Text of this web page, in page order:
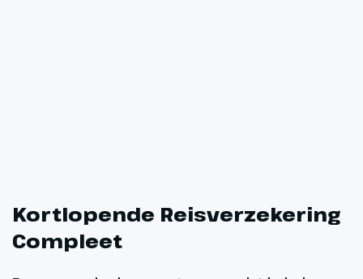
Kortlopende Reisverzekering
Compleet